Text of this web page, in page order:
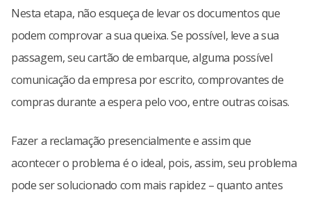
Nesta etapa, não esqueça de levar os documentos que
podem comprovar a sua queixa. Se possível, leve a sua
passagem, seu cartão de embarque, alguma possível
comunicação da empresa por escrito, comprovantes de
compras durante a espera pelo voo, entre outras coisas.
Fazer a reclamação presencialmente e assim que
acontecer o problema é o ideal, pois, assim, seu problema
pode ser solucionado com mais rapidez – quanto antes